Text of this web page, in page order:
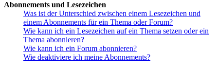
Abonnements und Lesezeichen
Was ist der Unterschied zwischen einem Lesezeichen und
einem Abonnements für ein Thema oder Forum?
Wie kann ich ein Lesezeichen auf ein Thema setzen oder ein
Thema abonnieren?
Wie kann ich ein Forum abonnieren?
Wie deaktiviere ich meine Abonnements?